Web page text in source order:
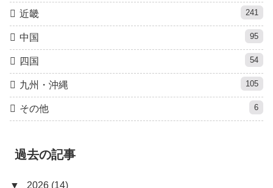
近畿 241
中国 95
四国 54
九州・沖縄 105
その他 6
過去の記事
▼ 2026 (14)